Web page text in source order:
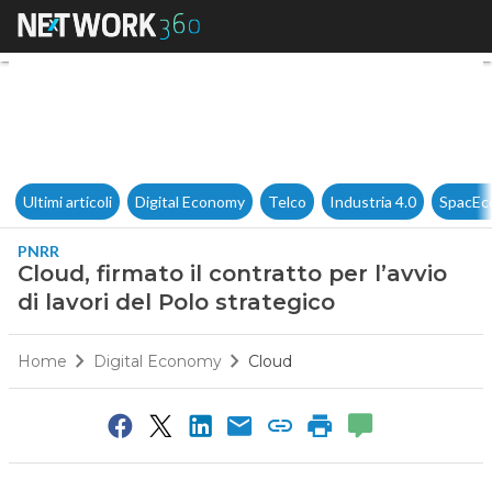
Cloud, firmato il contratto
Ultimi articoli Digital Economy Telco Industria 4.0
PNRR
Cloud, firmato il contratto per l’avvio
di lavori del Polo strategico
Home Digital Economy Cloud